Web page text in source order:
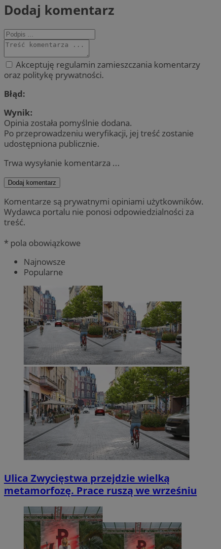
Dodaj komentarz
Akceptuję regulamin zamieszczania komentarzy
oraz politykę prywatności.
Błąd:
Wynik:
Opinia została pomyślnie dodana.
Po przeprowadzeniu weryfikacji, jej treść zostanie
udostępniona publicznie.
Trwa wysyłanie komentarza ...
Dodaj komentarz
Komentarze są prywatnymi opiniami użytkowników.
Wydawca portalu nie ponosi odpowiedzialności za
treść.
* pola obowiązkowe
Najnowsze
Popularne
Ulica Zwycięstwa przejdzie wielką
metamorfozę. Prace ruszą we wrześniu